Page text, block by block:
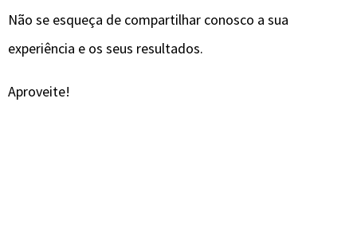
Não se esqueça de compartilhar conosco a sua
experiência e os seus resultados.
Aproveite!